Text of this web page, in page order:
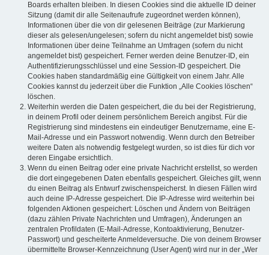
Boards erhalten bleiben. In diesen Cookies sind die aktuelle ID deiner
Sitzung (damit dir alle Seitenaufrufe zugeordnet werden können),
Informationen über die von dir gelesenen Beiträge (zur Markierung
dieser als gelesen/ungelesen; sofern du nicht angemeldet bist) sowie
Informationen über deine Teilnahme an Umfragen (sofern du nicht
angemeldet bist) gespeichert. Ferner werden deine Benutzer-ID, ein
Authentifizierungsschlüssel und eine Session-ID gespeichert. Die
Cookies haben standardmäßig eine Gültigkeit von einem Jahr. Alle
Cookies kannst du jederzeit über die Funktion „Alle Cookies löschen“
löschen.
Weiterhin werden die Daten gespeichert, die du bei der Registrierung,
in deinem Profil oder deinem persönlichem Bereich angibst. Für die
Registrierung sind mindestens ein eindeutiger Benutzername, eine E-
Mail-Adresse und ein Passwort notwendig. Wenn durch den Betreiber
weitere Daten als notwendig festgelegt wurden, so ist dies für dich vor
deren Eingabe ersichtlich.
Wenn du einen Beitrag oder eine private Nachricht erstellst, so werden
die dort eingegebenen Daten ebenfalls gespeichert. Gleiches gilt, wenn
du einen Beitrag als Entwurf zwischenspeicherst. In diesen Fällen wird
auch deine IP-Adresse gespeichert. Die IP-Adresse wird weiterhin bei
folgenden Aktionen gespeichert: Löschen und Ändern von Beiträgen
(dazu zählen Private Nachrichten und Umfragen), Änderungen an
zentralen Profildaten (E-Mail-Adresse, Kontoaktivierung, Benutzer-
Passwort) und gescheiterte Anmeldeversuche. Die von deinem Browser
übermittelte Browser-Kennzeichnung (User Agent) wird nur in der „Wer